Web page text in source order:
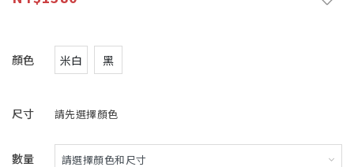
顏色 米白 黑
尺寸 請先選擇顏色
數量